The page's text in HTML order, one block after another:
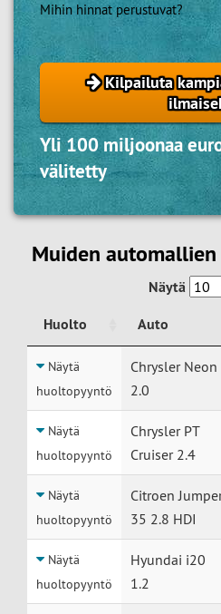
Mihin hinnat perustuvat?
Kilpailuta
Yli 100 miljoonaa
välitetty
Muiden
Näytä
Huolto
Auto
Huolto
Auto
Näytä
huoltopyyntö
Chrysler Neon
2.0
Näytä
huoltopyyntö
Chrysler PT
Cruiser 2.4
Näytä
huoltopyyntö
Citroen
35 2.8 HDI
Näytä
huoltopyyntö
Hyundai i20
1.2